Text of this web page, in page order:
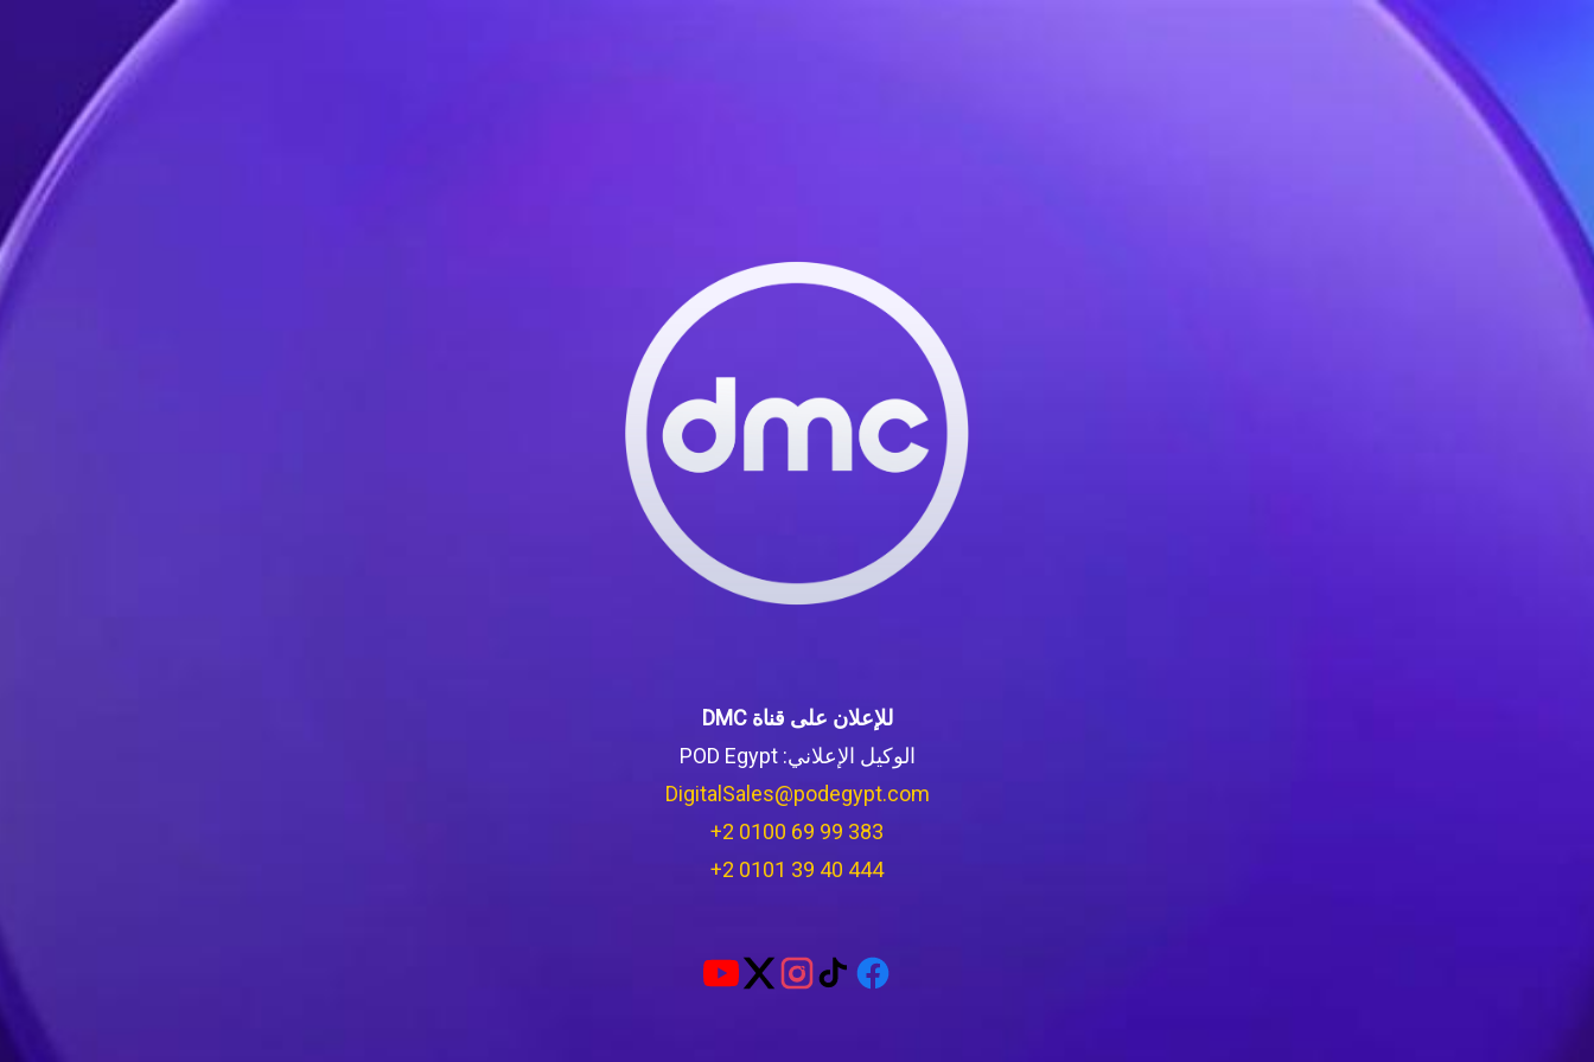
للإعلان على قناة DMC
الوكيل الإعلاني: POD Egypt
DigitalSales@podegypt.com
‪+2 0100 69 99 383‬
‪+2 0101 39 40 444‬